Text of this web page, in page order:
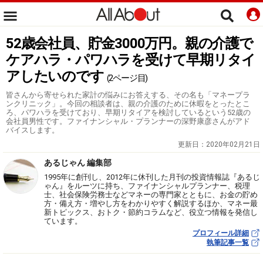
52歳会社員、貯金3000万円。親の介護で
ケアハラ・パワハラを受けて早期リタイ
アしたいのです (2ページ目)
皆さんから寄せられた家計の悩みにお答えする、その名も「マネープラ
ンクリニック」。今回の相談者は、親の介護のために休暇をとったとこ
ろ、パワハラを受けており、早期リタイアを検討しているという52歳の
会社員男性です。ファイナンシャル・プランナーの深野康彦さんがアド
バイスします。
更新日： 2020年02月21日
あるじゃん 編集部
1995年に創刊し、2012年に休刊した月刊の投資情報誌『あるじ
ゃん』をルーツに持ち、ファイナンシャルプランナー、税理
士、社会保険労務士などマネーの専門家とともに、お金の貯め
方・備え方・増やし方をわかりやすく解説するほか、マネー最
新トピックス、おトク・節約コラムなど、役立つ情報を発信し
ています。
プロフィール詳細
執筆記事一覧